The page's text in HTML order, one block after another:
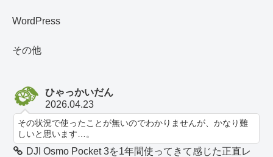
WordPress
その他
ひゃっかいだん
2026.04.23
その状況で使ったことが無いのでわかりませんが、かなり難
しいと思います…。
DJI Osmo Pocket 3を1年間使ってきて感じた正直レ